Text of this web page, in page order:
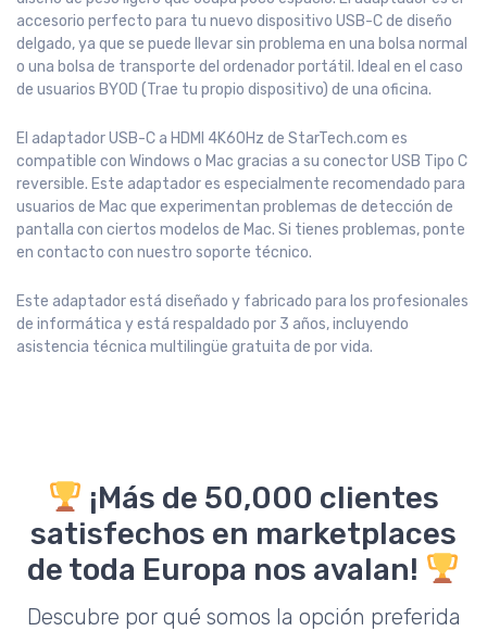
accesorio perfecto para tu nuevo dispositivo USB-C de diseño
delgado, ya que se puede llevar sin problema en una bolsa normal
o una bolsa de transporte del ordenador portátil. Ideal en el caso
de usuarios BYOD (Trae tu propio dispositivo) de una oficina.
El adaptador USB-C a HDMI 4K60Hz de StarTech.com es
compatible con Windows o Mac gracias a su conector USB Tipo C
reversible. Este adaptador es especialmente recomendado para
usuarios de Mac que experimentan problemas de detección de
pantalla con ciertos modelos de Mac. Si tienes problemas, ponte
en contacto con nuestro soporte técnico.
Este adaptador está diseñado y fabricado para los profesionales
de informática y está respaldado por 3 años, incluyendo
asistencia técnica multilingüe gratuita de por vida.
¡Más de 50,000 clientes
satisfechos en marketplaces
de toda Europa nos avalan!
Descubre por qué somos la opción preferida